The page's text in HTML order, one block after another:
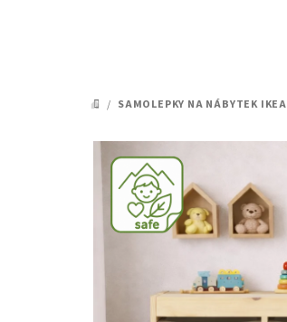
DOMŮ
/ SAMOLEPKY NA NÁBYTEK IKEA